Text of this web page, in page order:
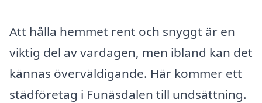
Att hålla hemmet rent och snyggt är en
viktig del av vardagen, men ibland kan det
kännas överväldigande. Här kommer ett
städföretag i Funäsdalen till undsättning.